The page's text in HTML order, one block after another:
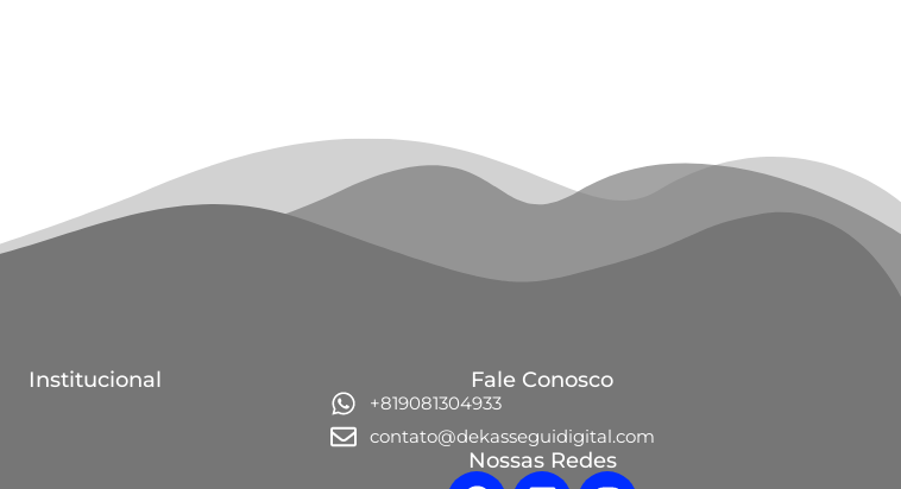
Institucional Fale Conosco
+819081304933
contato@dekasseguidigital.com
Nossas Redes